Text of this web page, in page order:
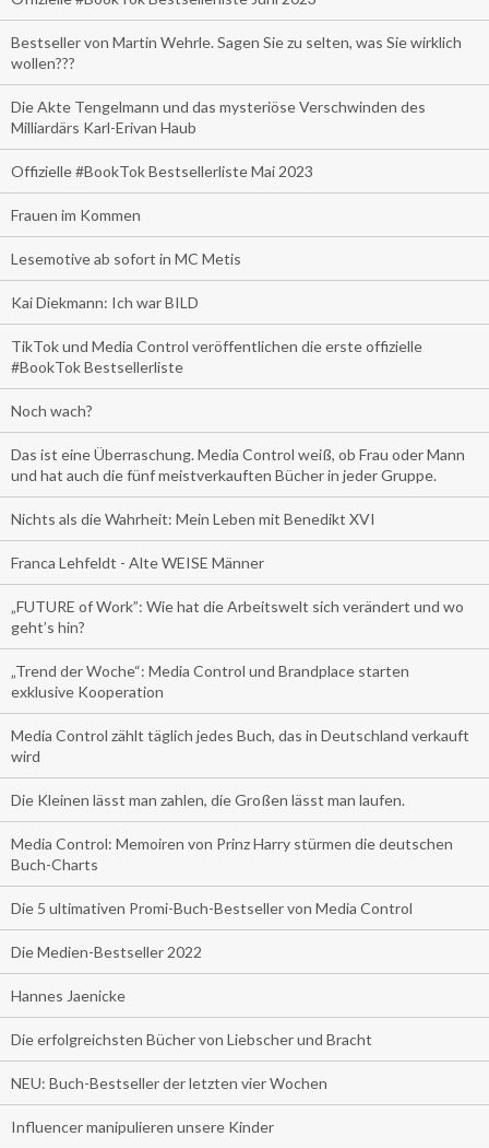
Bestseller von Martin Wehrle. Sagen Sie zu selten, was Sie wirklich
wollen???
Die Akte Tengelmann und das mysteriöse Verschwinden des
Milliardärs Karl-Erivan Haub
Offizielle #BookTok Bestsellerliste Mai 2023
Frauen im Kommen
Lesemotive ab sofort in MC Metis
Kai Diekmann: Ich war BILD
TikTok und Media Control veröffentlichen die erste offizielle
#BookTok Bestsellerliste
Noch wach?
Das ist eine Überraschung. Media Control weiß, ob Frau oder Mann
und hat auch die fünf meistverkauften Bücher in jeder Gruppe.
Nichts als die Wahrheit: Mein Leben mit Benedikt XVI
Franca Lehfeldt - Alte WEISE Männer
„FUTURE of Work”: Wie hat die Arbeitswelt sich verändert und wo
geht’s hin?
„Trend der Woche“: Media Control und Brandplace starten
exklusive Kooperation
Media Control zählt täglich jedes Buch, das in Deutschland verkauft
wird
Die Kleinen lässt man zahlen, die Großen lässt man laufen.
Media Control: Memoiren von Prinz Harry stürmen die deutschen
Buch-Charts
Die 5 ultimativen Promi-Buch-Bestseller von Media Control
Die Medien-Bestseller 2022
Hannes Jaenicke
Die erfolgreichsten Bücher von Liebscher und Bracht
NEU: Buch-Bestseller der letzten vier Wochen
Influencer manipulieren unsere Kinder